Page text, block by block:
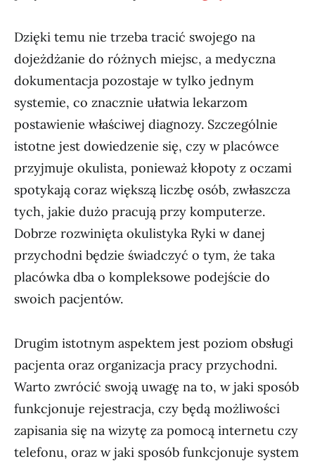
Dzięki temu nie trzeba tracić swojego na
dojeżdżanie do różnych miejsc, a medyczna
dokumentacja pozostaje w tylko jednym
systemie, co znacznie ułatwia lekarzom
postawienie właściwej diagnozy. Szczególnie
istotne jest dowiedzenie się, czy w placówce
przyjmuje okulista, ponieważ kłopoty z oczami
spotykają coraz większą liczbę osób, zwłaszcza
tych, jakie dużo pracują przy komputerze.
Dobrze rozwinięta okulistyka Ryki w danej
przychodni będzie świadczyć o tym, że taka
placówka dba o kompleksowe podejście do
swoich pacjentów.
Drugim istotnym aspektem jest poziom obsługi
pacjenta oraz organizacja pracy przychodni.
Warto zwrócić swoją uwagę na to, w jaki sposób
funkcjonuje rejestracja, czy będą możliwości
zapisania się na wizytę za pomocą internetu czy
telefonu, oraz w jaki sposób funkcjonuje system